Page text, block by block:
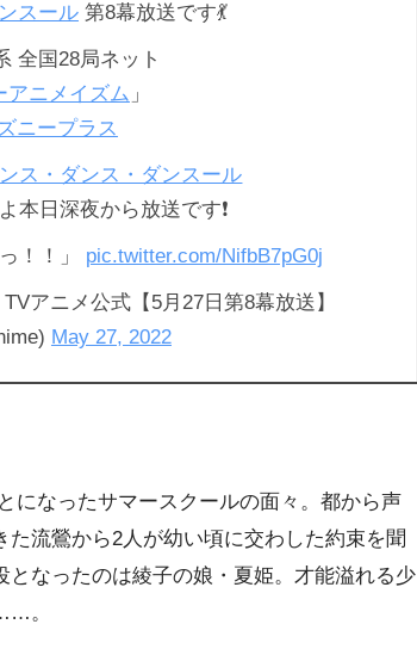
スール第8幕放送です💃
全国28局ネット
アニメイズム 」
ニープラス
ス・ダンス・ダンスール
本日深夜から放送です❗️
！！」 pic.twitter.com/NifbB7pG0j
アニメ公式【5月27日第8幕放送】
May 27, 2022
になったサマースクールの面々。都から声
流鶯から2人が幼い頃に交わした約束を聞
なったのは綾子の娘・夏姫。才能溢れる少
。